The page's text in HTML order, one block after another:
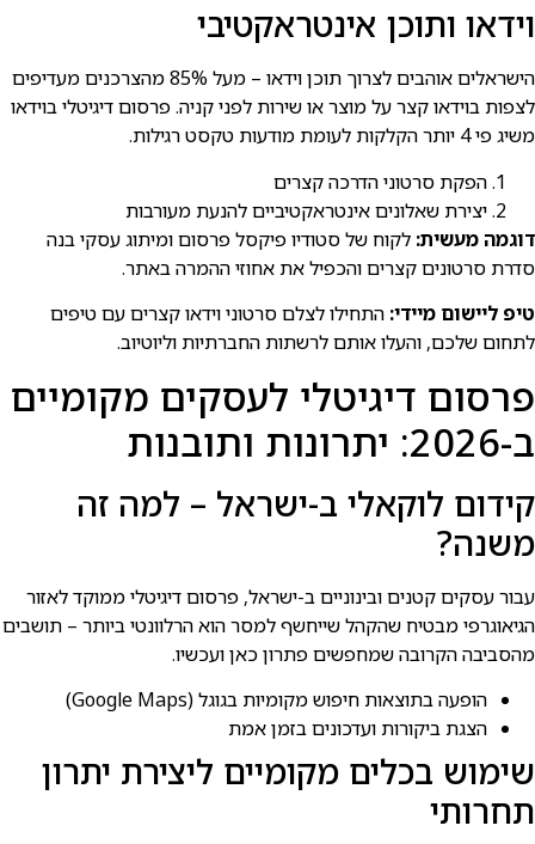
וידאו ותוכן אינטראקטיבי
הישראלים אוהבים לצרוך תוכן וידאו – מעל 85% מהצרכנים מעדיפים
לצפות בוידאו קצר על מוצר או שירות לפני קניה. פרסום דיגיטלי בוידאו
משיג פי 4 יותר הקלקות לעומת מודעות טקסט רגילות.
הפקת סרטוני הדרכה קצרים
יצירת שאלונים אינטראקטיביים להנעת מעורבות
דוגמה מעשית: לקוח של סטודיו פיקסל פרסום ומיתוג עסקי בנה
סדרת סרטונים קצרים והכפיל את אחוזי ההמרה באתר.
טיפ ליישום מיידי: התחילו לצלם סרטוני וידאו קצרים עם טיפים
לתחום שלכם, והעלו אותם לרשתות החברתיות וליוטיוב.
פרסום דיגיטלי לעסקים מקומיים
ב-2026: יתרונות ותובנות
קידום לוקאלי ב-ישראל – למה זה
משנה?
עבור עסקים קטנים ובינוניים ב-ישראל, פרסום דיגיטלי ממוקד לאזור
הגיאוגרפי מבטיח שהקהל שייחשף למסר הוא הרלוונטי ביותר – תושבים
מהסביבה הקרובה שמחפשים פתרון כאן ועכשיו.
הופעה בתוצאות חיפוש מקומיות בגוגל (Google Maps)
הצגת ביקורות ועדכונים בזמן אמת
שימוש בכלים מקומיים ליצירת יתרון
תחרותי